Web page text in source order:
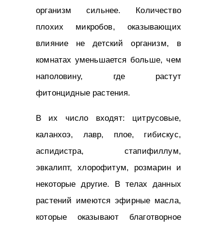
организм сильнее. Количество
плохих микробов, оказывающих
влияние не детский организм, в
комнатах уменьшается больше, чем
наполовину, где растут
фитонцидные растения.
В их число входят: цитрусовые,
каланхоэ, лавр, плое, гибискус,
аспидистра, стапифиллум,
эвкалипт, хлорофитум, розмарин и
некоторые другие. В телах данных
растений имеются эфирные масла,
которые оказывают благотворное